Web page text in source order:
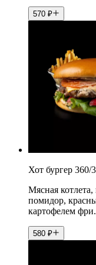
570 ₽
Хот бургер 360/
Мясная котлета,
помидор,
картофелем
580 ₽